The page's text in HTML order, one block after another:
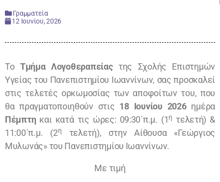
Γραμματεία
12 Ιουνίου, 2026
Το Τμήμα Λογοθεραπείαςτης Σχολής Επιστημών
Υγείας του Πανεπιστημίου Ιωαννίνων, σας προσκαλεί
στις τελετές ορκωμοσίας των αποφοίτων του, που
θα πραγματοποιηθούν στις 18 Ιουνίου 2026ημέρα
Πέμπτηκαι κατά τις ώρες: 09:30΄π.μ. (1η τελετή) &
11:00΄π.μ. (2η
τελετή), στην Αίθουσα «Γεώργιος
Μυλωνάς» του Πανεπιστημίου Ιωαννίνων.
Με τιμή